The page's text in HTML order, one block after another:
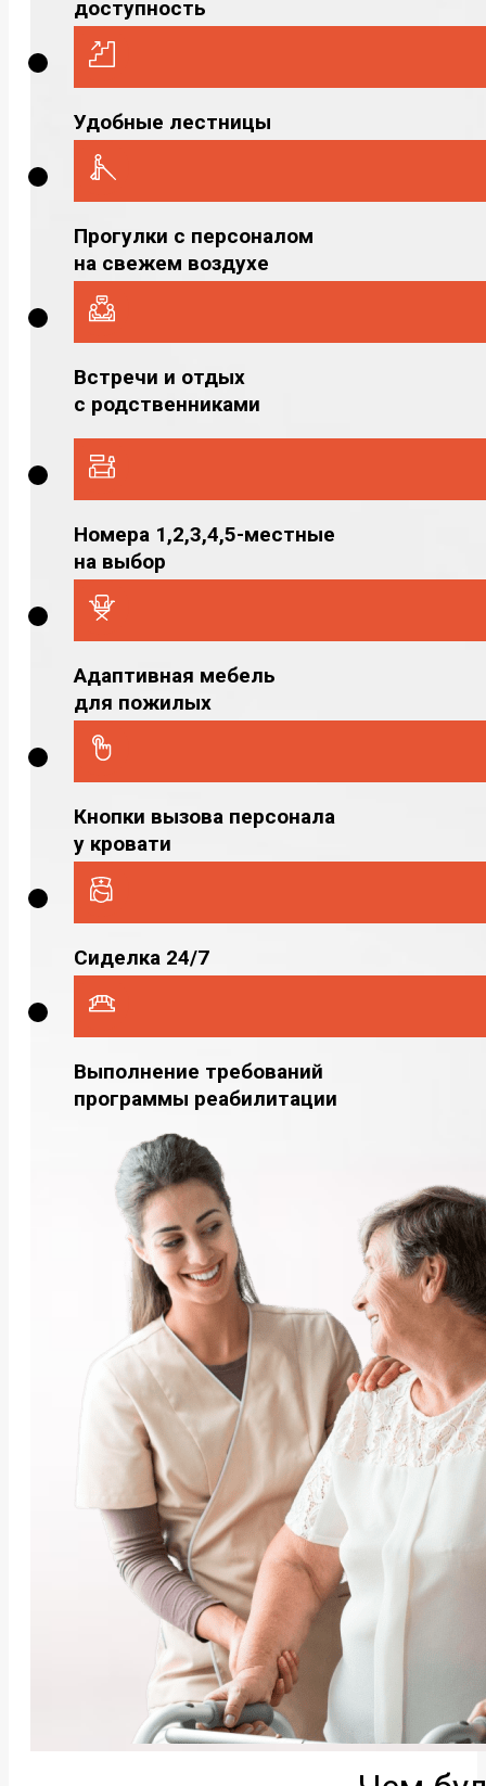
доступность
Удобные лестницы
Прогулки с персоналом
на свежем воздухе
Встречи и отдых
с родственниками
Номера 1,2,3,4,5-местные
на выбор
Адаптивная мебель
для пожилых
Кнопки вызова персонала
у кровати
Сиделка 24/7
Выполнение требований
программы реабилитации